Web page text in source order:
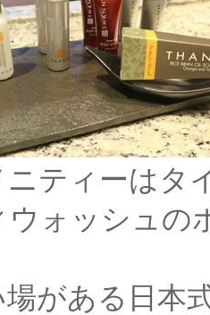
ニティーはタ
ウォッシュの
がある日本